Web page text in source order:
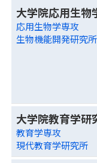
大学院応用生物
応用生物学専攻
生物機能開発研究所
大学院教育学研
教育学専攻
現代教育学研究所